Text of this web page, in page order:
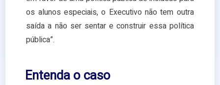
os alunos especiais, o Executivo não tem outra
saída a não ser sentar e construir essa política
pública”.
Entenda o caso